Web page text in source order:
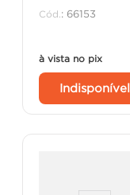
: 66153
à vista no pix
Indisponível